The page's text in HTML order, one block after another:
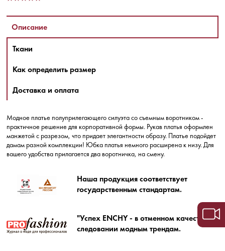
Описание
Ткани
Как определить размер
Доставка и оплата
Модное платье полуприлегающего силуэта со съемным воротником -
практичное решение для корпоративной формы. Рукав платья оформлен
манжетой с разрезом, что придает элегантности образу. Платье подойдет
дамам разной комплекции! Юбка платья немного расширена к низу. Для
вашего удобства прилагается два воротничка, на смену.
Наша продукция соответствует
государственным стандартам.
"Успех ENCHY - в отменном качестве и
следовании модным трендам.